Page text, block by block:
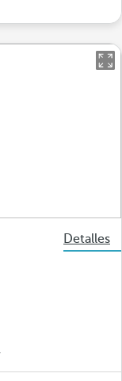
Detalles